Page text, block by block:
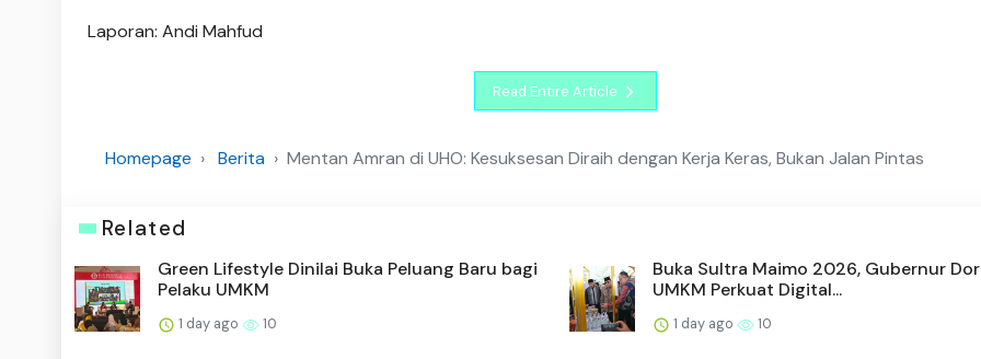
Laporan: Andi Mahfud
Read Entire Article
Homepage Berita Mentan Amran di UHO: Kesuksesan Diraih dengan Kerja Keras, Bukan Jalan Pintas
Related
Green Lifestyle Dinilai Buka Peluang Baru bagi
Pelaku UMKM
1 day ago 10
Buka Sultra Maimo 2026, Gubernur
UMKM Perkuat Digital...
1 day ago 10